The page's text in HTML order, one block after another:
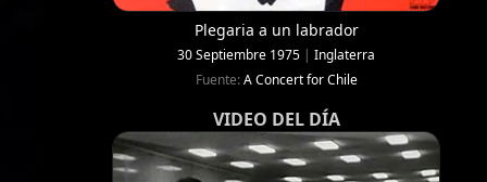
Plegaria a un labrador
30 Septiembre 1975 | Inglaterra
Fuente:A Concert for Chile
VIDEO DEL DÍA